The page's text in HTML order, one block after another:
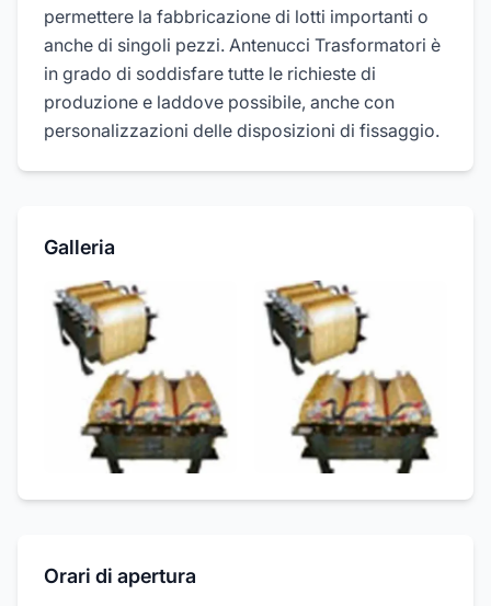
permettere la fabbricazione di lotti importanti o
anche di singoli pezzi. Antenucci Trasformatori è
in grado di soddisfare tutte le richieste di
produzione e laddove possibile, anche con
personalizzazioni delle disposizioni di fissaggio.
Galleria
Orari di apertura